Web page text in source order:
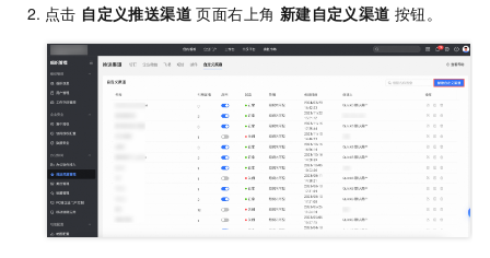
点击 自定义推送渠道 页面右上角 新建自定义渠道 按钮。